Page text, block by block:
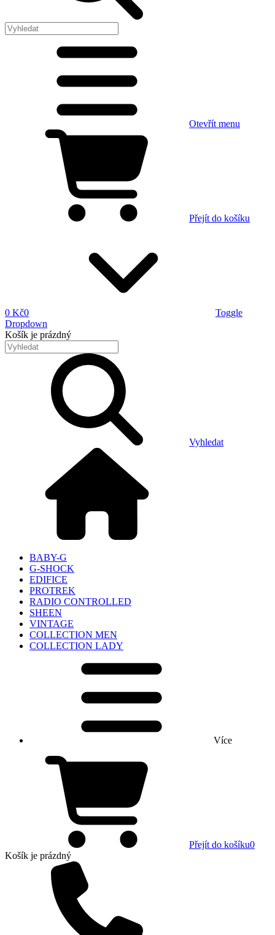
Otevřít menu
Přejít do košíku
0 Kč0
Toggle
Dropdown
Košík je prázdný
Vyhledat
BABY-G
G-SHOCK
EDIFICE
PROTREK
RADIO CONTROLLED
SHEEN
VINTAGE
COLLECTION MEN
COLLECTION LADY
Více
Přejít do košíku0
Košík je prázdný